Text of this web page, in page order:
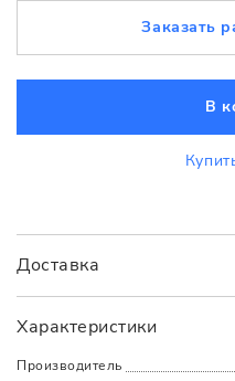
Характеристики
Производитель
Доставка
Доставка
В
Заказать